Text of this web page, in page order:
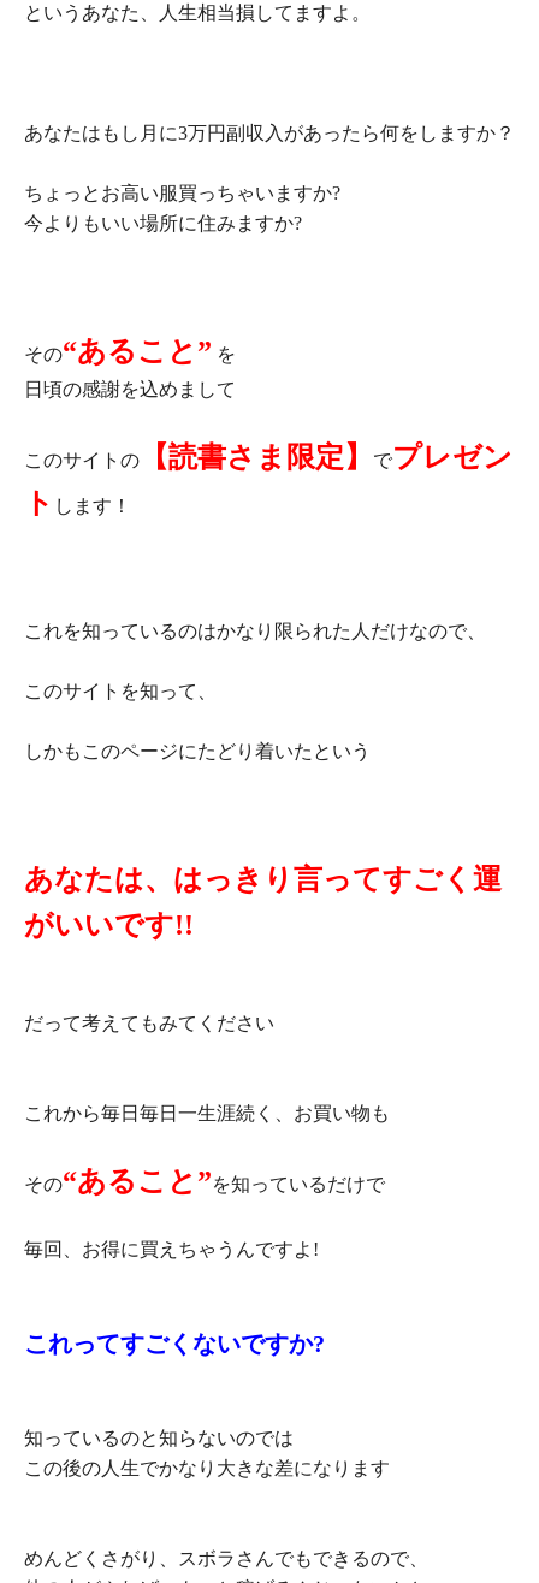
というあなた、人生相当損してますよ。
あなたはもし月に3万円副収入があったら何をしますか？
ちょっとお高い服買っちゃいますか?
今よりもいい場所に住みますか?
その“あること” を
日頃の感謝を込めまして
このサイトの 【読書さま限定】 でプレゼン
ト します！
これを知っているのはかなり限られた人だけなので、
このサイトを知って、
しかもこのページにたどり着いたという
あなたは、はっきり言ってすごく運
がいいです!!
だって考えてもみてください
これから毎日毎日一生涯続く、お買い物も
その“あること”を知っているだけで
毎回、お得に買えちゃうんですよ!
これってすごくないですか?
知っているのと知らないのでは
この後の人生でかなり大きな差になります
めんどくさがり、スボラさんでもできるので、